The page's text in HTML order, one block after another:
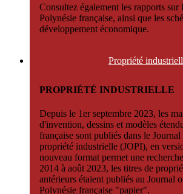
Consultez également les rapports sur
Polynésie française, ainsi que les
développement économique.
Propriété
PROPRIÉTÉ INDUSTRIELLE
Depuis le 1er septembre 2023, les
d'invention, dessins et modèles
française sont publiés dans le
propriété industrielle (JOPI), en
nouveau format permet une
2014 à août 2023, les titres de
antérieurs étaient publiés au Journal
Polynésie française "papier".